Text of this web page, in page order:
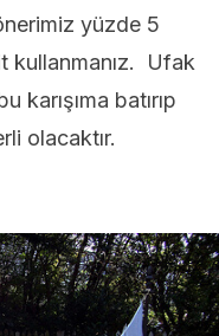
yüzde 5
kullanmanız. Ufak
karışıma batırıp
olacaktır.